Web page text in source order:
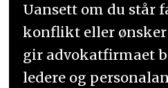
Uansett om du står
konflikt eller ønsker
gir advokatfirmaet
ledere og